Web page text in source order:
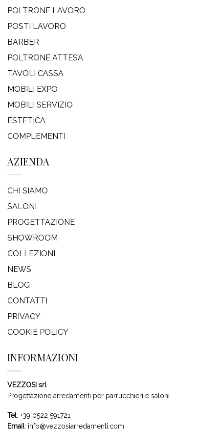
POLTRONE LAVORO
POSTI LAVORO
BARBER
POLTRONE ATTESA
TAVOLI CASSA
MOBILI EXPO
MOBILI SERVIZIO
ESTETICA
COMPLEMENTI
AZIENDA
CHI SIAMO
SALONI
PROGETTAZIONE
SHOWROOM
COLLEZIONI
NEWS
BLOG
CONTATTI
PRIVACY
COOKIE POLICY
INFORMAZIONI
VEZZOSI srl
Progettazione arredamenti per parrucchieri e saloni
Tel: +39 0522 591721
Email: info@vezzosiarredamenti.com